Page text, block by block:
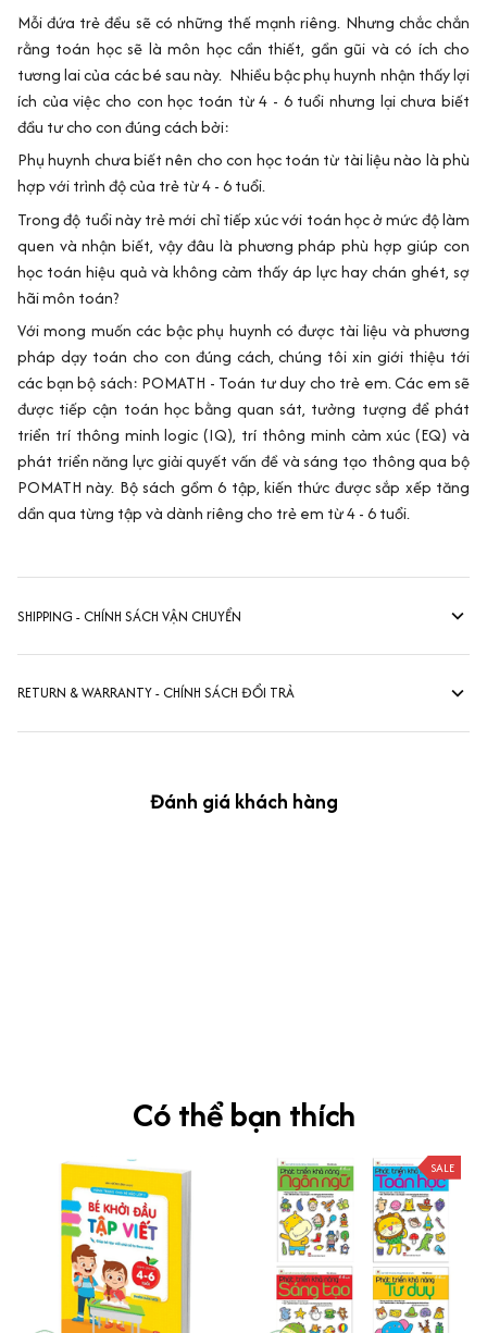
Mỗi đứa trẻ đều sẽ có những thế mạnh riêng. Nhưng chắc chắn
rằng toán học sẽ là môn học cần thiết, gần gũi và có ích cho
tương lai của các bé sau này. Nhiều bậc phụ huynh nhận thấy lợi
ích của việc cho con học toán từ 4 - 6 tuổi nhưng lại chưa biết
đầu tư cho con đúng cách bởi:
Phụ huynh chưa biết nên cho con học toán từ tài liệu nào là phù
hợp với trình độ của trẻ từ 4 - 6 tuổi.
Trong độ tuổi này trẻ mới chỉ tiếp xúc với toán học ở mức độ làm
quen và nhận biết, vậy đâu là phương pháp phù hợp giúp con
học toán hiệu quả và không cảm thấy áp lực hay chán ghét, sợ
hãi môn toán?
Với mong muốn các bậc phụ huynh có được tài liệu và phương
pháp dạy toán cho con đúng cách, chúng tôi xin giới thiệu tới
các bạn bộ sách: POMATH - Toán tư duy cho trẻ em. Các em sẽ
được tiếp cận toán học bằng quan sát, tưởng tượng để phát
triển trí thông minh logic (IQ), trí thông minh cảm xúc (EQ) và
phát triển năng lực giải quyết vấn đề và sáng tạo thông qua bộ
POMATH này. Bộ sách gồm 6 tập, kiến thức được sắp xếp tăng
dần qua từng tập và dành riêng cho trẻ em từ 4 - 6 tuổi.
SHIPPING - CHÍNH SÁCH VẬN CHUYỂN
RETURN & WARRANTY - CHÍNH SÁCH ĐỔI TRẢ
Đánh giá khách hàng
Có thể bạn thích
SALE